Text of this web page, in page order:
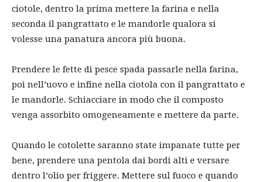
ciotole, dentro la prima mettere la farina e nella
seconda il pangrattato e le mandorle qualora si
volesse una panatura ancora più buona.
Prendere le fette di pesce spada passarle nella farina,
poi nell’uovo e infine nella ciotola con il pangrattato e
le mandorle. Schiacciare in modo che il composto
venga assorbito omogeneamente e mettere da parte.
Quando le cotolette saranno state impanate tutte per
bene, prendere una pentola dai bordi alti e versare
dentro l’olio per friggere. Mettere sul fuoco e quando